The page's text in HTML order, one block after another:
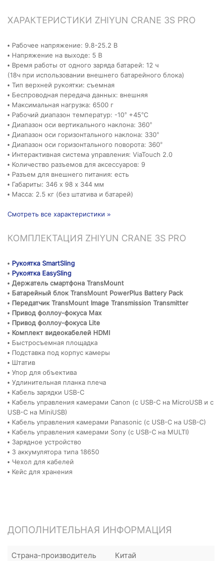
ХАРАКТЕРИСТИКИ ZHIYUN CRANE 3S PRO
• Рабочее напряжение: 9.8-25.2 В
• Напряжение на выходе: 5 В
• Время работы от одного заряда батарей: 12 ч
(18ч при использовании внешнего батарейного блока)
• Тип верхней рукоятки: съемная
• Беспроводная передача данных: внешняя
• Максимальная нагрузка: 6500 г
• Рабочий диапазон температур: -10° +45°С
• Диапазон оси вертикального наклона: 360°
• Диапазон оси горизонтального наклона: 330°
• Диапазон оси горизонтального поворота: 360°
• Интерактивная система управления: ViaTouch 2.0
• Количество разъемов для аксессуаров: 9
• Разъем для внешнего питания: есть
• Габариты: 346 х 98 х 344 мм
• Масса: 2.5 кг (без штатива и батарей)
Смотреть все характеристики »
КОМПЛЕКТАЦИЯ ZHIYUN CRANE 3S PRO
• Рукоятка SmartSling
• Рукоятка EasySling
• Держатель смартфона TransMount
• Батарейный блок TransMount PowerPlus Battery Pack
• Передатчик TransMount Image Transmission Transmitter
• Привод фоллоу-фокуса Max
• Привод фоллоу-фокуса Lite
• Комплект видеокабелей HDMI
• Быстросъемная площадка
• Подставка под корпус камеры
• Штатив
• Упор для объектива
• Удлинительная планка плеча
• Кабель зарядки USB-C
• Кабель управления камерами Canon (с USB-C на MicroUSB и с
USB-C на MiniUSB)
• Кабель управления камерами Panasonic (с USB-C на USB-C)
• Кабель управления камерами Sony (с USB-C на MULTI)
• Зарядное устройство
• 3 аккумулятора типа 18650
• Чехол для кабелей
• Кейс для хранения
ДОПОЛНИТЕЛЬНАЯ ИНФОРМАЦИЯ
Страна-производитель Китай